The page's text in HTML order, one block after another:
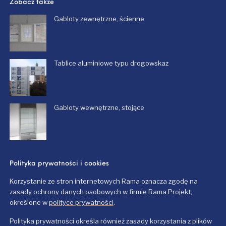
Zobacz także
Gabloty zewnętrzne, ścienne
Tablice aluminiowe typu drogowskaz
Gabloty wewnętrzne, stojące
Polityka prywatności i cookies
Korzystanie ze stron internetowych Rama oznacza zgodę na
zasady ochrony danych osobowych w firmie Rama Projekt,
określone wpolityce prywatności.
Polityka prywatności określa również zasady korzystania z plików